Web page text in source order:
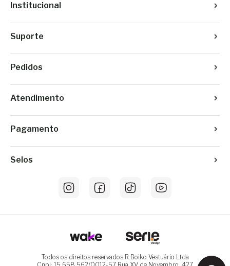
Institucional
Suporte
Pedidos
Atendimento
Pagamento
Selos
Todos os direitos reservados R.Boiko Vestuário Ltda